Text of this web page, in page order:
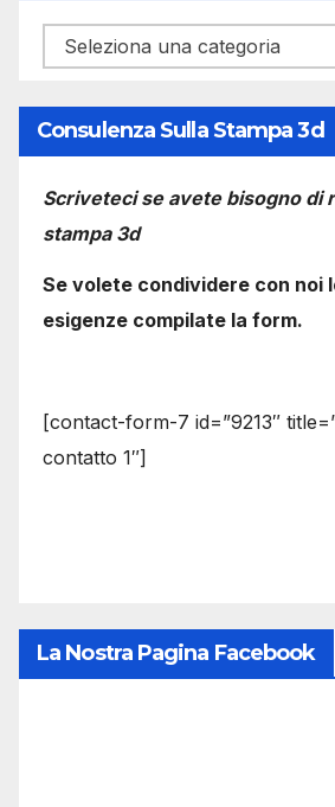
Categorie
Consulenza Sulla Stampa 3d
Scriveteci se avete bisogno di
stampa 3d
Se volete condividere con noi
esigenze compilate la form.
[contact-form-7 id=”9213″
contatto 1″]
La Nostra Pagina Facebook